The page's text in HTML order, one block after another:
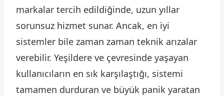
markalar tercih edildiğinde, uzun yıllar
sorunsuz hizmet sunar. Ancak, en iyi
sistemler bile zaman zaman teknik arızalar
verebilir. Yeşildere ve çevresinde yaşayan
kullanıcıların en sık karşılaştığı, sistemi
tamamen durduran ve büyük panik yaratan